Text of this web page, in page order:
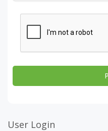
User Login